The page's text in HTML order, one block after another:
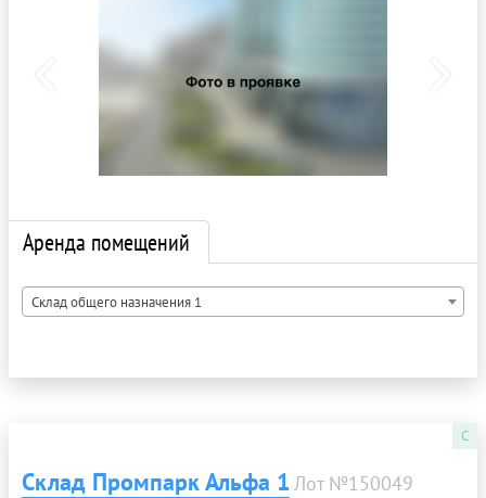
Аренда помещений
Склад общего назначения 1
C
Склад Промпарк Альфа 1 Лот №150049